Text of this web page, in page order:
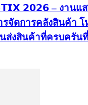
𝟮𝟬𝟮𝟲 – งานแส
จัดการคลังสินค้า โ
ส่งสินค้าที่ครบครัน